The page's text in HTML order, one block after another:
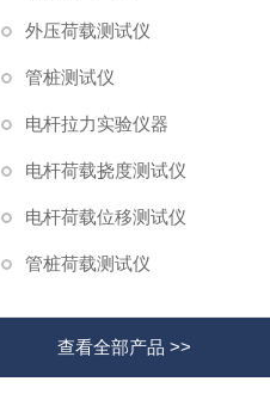
外压荷载测试仪
管桩测试仪
电杆拉力实验仪器
电杆荷载挠度测试仪
电杆荷载位移测试仪
管桩荷载测试仪
查看全部产品 >>